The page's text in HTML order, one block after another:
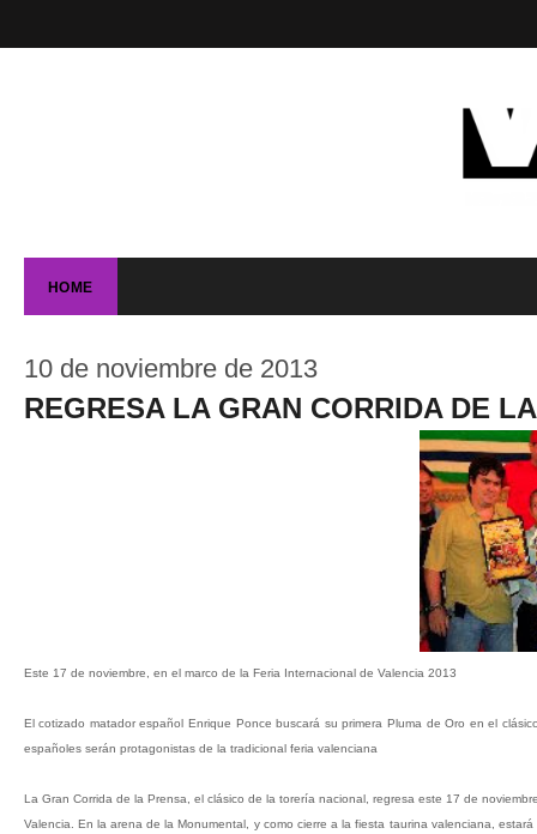
HOME
10 de noviembre de 2013
REGRESA LA GRAN CORRIDA DE
Este 17 de noviembre, en el marco de la Feria Internacional de Valencia 2013
El cotizado matador español Enrique Ponce buscará su primera Pluma de Oro en el
españoles serán protagonistas de la tradicional feria valenciana
La Gran Corrida de la Prensa, el clásico de la torería nacional, regresa este 17 de
Valencia. En la arena de la Monumental, y como cierre a la fiesta taurina valenciana,